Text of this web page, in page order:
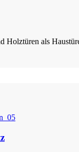
Holztüren als